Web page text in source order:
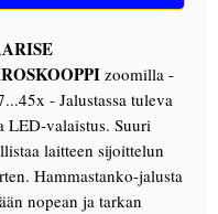
zoomilla -
- Jalustassa tuleva
LED-valaistus. Suuri
laitteen sijoittelun
Hammastanko-jalusta
nopean ja tarkan